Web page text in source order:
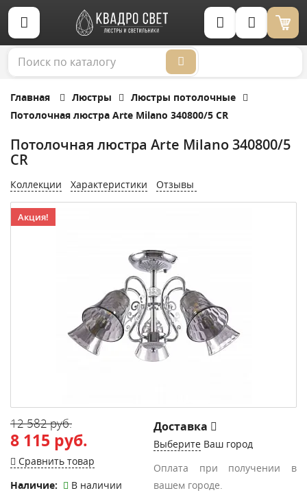
Корзина (0)
Главная Люстры
Люстры потолочные
Потолочная люстра Arte Milano 340800/5 CR
Потолочная люстра Arte Milano 340800/5
CR
Коллекции Характеристики Отзывы
Акция!
12 582 руб.
8 115 руб.
Сравнить товар
Наличие:
В наличии
Доставка
Выберите Ваш город
Оплата при получении в
вашем городе.